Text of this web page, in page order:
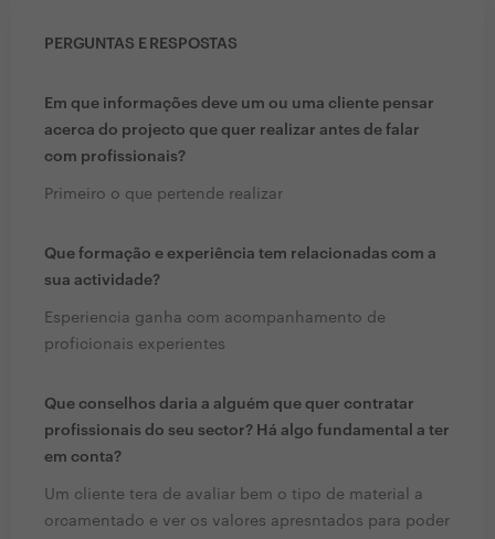
PERGUNTAS E RESPOSTAS
Em que informações deve um ou uma cliente pensar
acerca do projecto que quer realizar antes de falar
com profissionais?
Primeiro o que pertende realizar
Que formação e experiência tem relacionadas com a
sua actividade?
Esperiencia ganha com acompanhamento de
proficionais experientes
Que conselhos daria a alguém que quer contratar
profissionais do seu sector? Há algo fundamental a ter
em conta?
Um cliente tera de avaliar bem o tipo de material a
orcamentado e ver os valores apresntados para poder